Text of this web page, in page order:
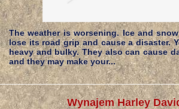
The weather is worsening. Ice and
lose its road grip and cause a disaster.
heavy and bulky. They also can cause
and they may make your...
Wynajem Harley